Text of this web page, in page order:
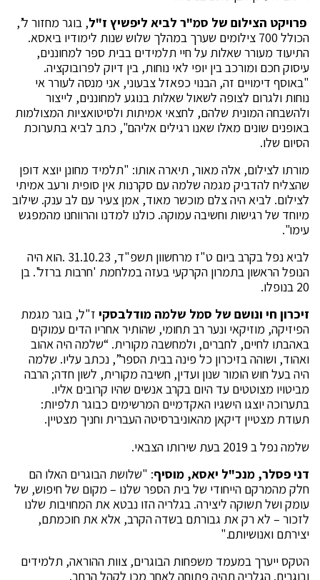
פרויקט הצילום של סמ"ר לביא ליפשיץ ז"ל, בוגר מחזור ל’,
הכולל 700 צילומים שערך במהלך שלוש שנות לימודיו ביאסא.
התיעוד מעורר שאלות על חיי תלמידים בבית ספר למחוננים,
עיסוק חכם ומורכב בין יופי לאי נוחות, בין דיוק לפרובוקציה.
"באוסף דימויים זה, הבנוי כפאזל צבעוני, אני מנסה לעורר אי
נוחות ולגרום לצופה לשאול שאלות בנוגע למחוננים, לייצור
ולהשבחה המונית שלהם, לחצאי אמיתות ולסיטואציות המצולמות
באופנים שונים מאלו שאנו רגילים אליהם", כתב לביא בתערוכת
הסיום שלו.
מורתו לצילום, אלה מאור, תיארה אותו: "תלמיד מחונן יוצא דופן
שהצליח להדביק מגמה שלמה עם סקרנות אין סופית ורעב אמיתי
לצילום. לביא היה צלם מוכשר מאוד, אמן צעיר עם לב ענק. שילוב
מיוחד של רגישות וחשיבה עמוקה. כולנו למדנו והרווחנו מהמפגש
עימו".
לביא נפל בקרב ביום ט"ז מרחשוון תשפ"ד, 31.10.23 .הוא היה
הנופל הראשון בתמרון הקרקעי בעזה במלחמת 'חרבות ברזל'. בן
20 בנופלו.
זיכרון חי ונושם של סמל שלמה מודלבסקיז"ל, בוגר מגמת
הפיזיקה, מוזיקאי ונער רב תחומי, שהותיר אחריו הדים עמוקים
באהבתו לחיים, לחברים, ולמחשבה מקורית. “שלמה היה אהוב
ואהוד, ושוהה בזיכרון כל פינה בבית הספר”, נכתב עליו. שלמה
היה בעל חוש הומור שנון ועדין, חשיבה מקורית, לשון חדה; הרבה
מביטויו מצוטטים עד היום בקרב אנשים שהיו קרובים אליו.
בתערוכה יוצגו הישגיו האקדמיים המרשימים כבוגר תלפיות:
תעודת מצטיין דיקאן מהאוניברסיטה העברית וחניך מצטיין.
שלמה נפל ב 2019 בעת שירותו הצבאי.
דני פסלר, מנכ"ל יאסא, מוסיף: "שלושת הבוגרים האלו הם
חלק מהמרקם הייחודי של בית הספר שלנו – מקום של חיפוש, של
עומק ושל תשוקה ליצירה. בגלריה הזו נבטא את המחויבות שלנו
לזכור – לא רק את גבורתם בשדה הקרב, אלא את חוכמתם,
יצירתם ואנושיותם."
הטקס ייערך במעמד משפחות הבוגרים, צוות ההוראה, תלמידים
ובוגרים. הגלריה תהיה פתוחה לאחר מכן לקהל הרחב.